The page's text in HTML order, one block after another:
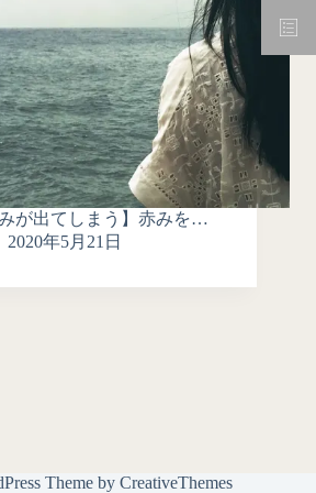
が出てしまう】赤みを…
2020年5月21日
Theme by CreativeThemes